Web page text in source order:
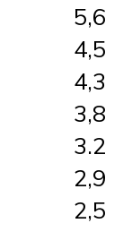
5,6
4,5
4,3
3,8
3.2
2,9
2,5